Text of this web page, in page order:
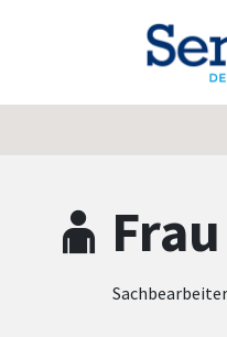
Zum Header
Zum
Zum Footer
Zum Hauptinhalt springen